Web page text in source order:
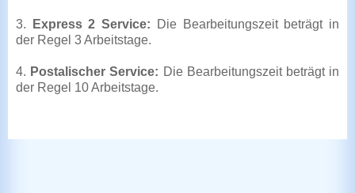
3. Express 2 Service: Die Bearbeitungszeit beträgt in
der Regel 3 Arbeitstage.
4. Postalischer Service: Die Bearbeitungszeit beträgt in
der Regel 10 Arbeitstage.